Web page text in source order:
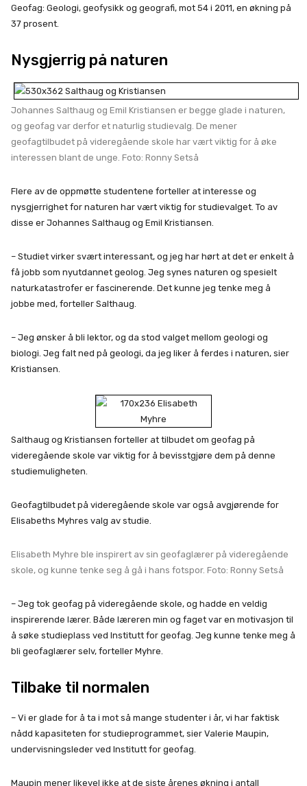
Geofag: Geologi, geofysikk og geografi, mot 54 i 2011, en økning på
37 prosent.
Nysgjerrig på naturen
Johannes Salthaug og Emil Kristiansen er begge glade i naturen,
og geofag var derfor et naturlig studievalg. De mener
geofagtilbudet på videregående skole har vært viktig for å øke
interessen blant de unge. Foto: Ronny Setså
Flere av de oppmøtte studentene forteller at interesse og
nysgjerrighet for naturen har vært viktig for studievalget. To av
disse er Johannes Salthaug og Emil Kristiansen.
– Studiet virker svært interessant, og jeg har hørt at det er enkelt å
få jobb som nyutdannet geolog. Jeg synes naturen og spesielt
naturkatastrofer er fascinerende. Det kunne jeg tenke meg å
jobbe med, forteller Salthaug.
– Jeg ønsker å bli lektor, og da stod valget mellom geologi og
biologi. Jeg falt ned på geologi, da jeg liker å ferdes i naturen, sier
Kristiansen.
Salthaug og Kristiansen forteller at tilbudet om geofag på
videregående skole var viktig for å bevisstgjøre dem på denne
studiemuligheten.
Geofagtilbudet på videregående skole var også avgjørende for
Elisabeths Myhres valg av studie.
Elisabeth Myhre ble inspirert av sin geofaglærer på videregående
skole, og kunne tenke seg å gå i hans fotspor. Foto: Ronny Setså
– Jeg tok geofag på videregående skole, og hadde en veldig
inspirerende lærer. Både læreren min og faget var en motivasjon til
å søke studieplass ved Institutt for geofag. Jeg kunne tenke meg å
bli geofaglærer selv, forteller Myhre.
Tilbake til normalen
– Vi er glade for å ta i mot så mange studenter i år, vi har faktisk
nådd kapasiteten for studieprogrammet, sier Valerie Maupin,
undervisningsleder ved Institutt for geofag.
Maupin mener likevel ikke at de siste årenes økning i antall